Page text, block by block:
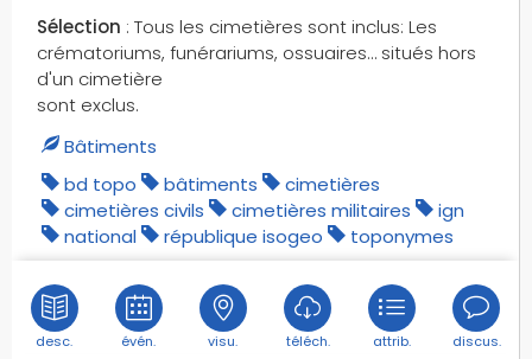
routes départementales
routes européennes
routes intercommunales
routes métropolitaines
routes nommées
routes numérotées
rues
rugby
rui
Sélection : Tous les cimetières sont inclus: Les
crématoriums, funérariums, ossuaires… situés hors
d'un cimetière
sont exclus.
Bâtiments
bd topo
bâtiments
cimetières
cimetières civils
cimetières militaires
ign
national
république isogeo toponymes
desc. évén. visu. téléch. attrib. discus.